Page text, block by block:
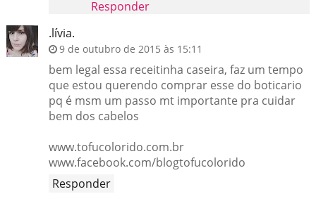
Responder
.lívia.
9 de outubro de 2015 às 15:11
bem legal essa receitinha caseira, faz um tempo
que estou querendo comprar esse do boticario
pq é msm um passo mt importante pra cuidar
bem dos cabelos
www.tofucolorido.com.br
www.facebook.com/blogtofucolorido
Responder